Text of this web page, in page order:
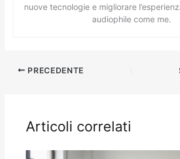
nuove tecnologie e migliorare
audiophile come me.
PRECEDENTE
Articoli correlati